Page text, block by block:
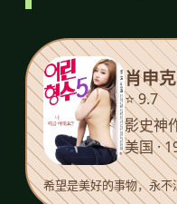
肖申
⭐ 9.7
影史神
美国 ·
希望是美好的事物，永